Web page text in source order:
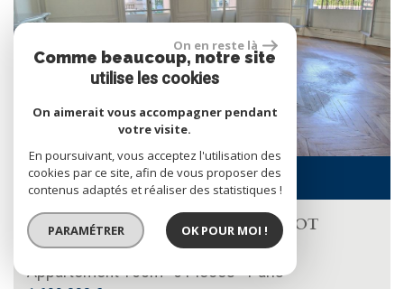
5KM 10KM 25KM
+ de critères +
PARIS 16? – FOCH / PORTE MAILLOT
Appartement de ...
Appartement 160m² 6 Pièces - Paris
On en reste là
Comme beaucoup, notre site
utilise les cookies
On aimerait vous accompagner pendant
votre visite.
En poursuivant, vous acceptez l'utilisation des
cookies par ce site, afin de vous proposer des
contenus adaptés et réaliser des statistiques !
PARAMÉTRER OK POUR MOI !